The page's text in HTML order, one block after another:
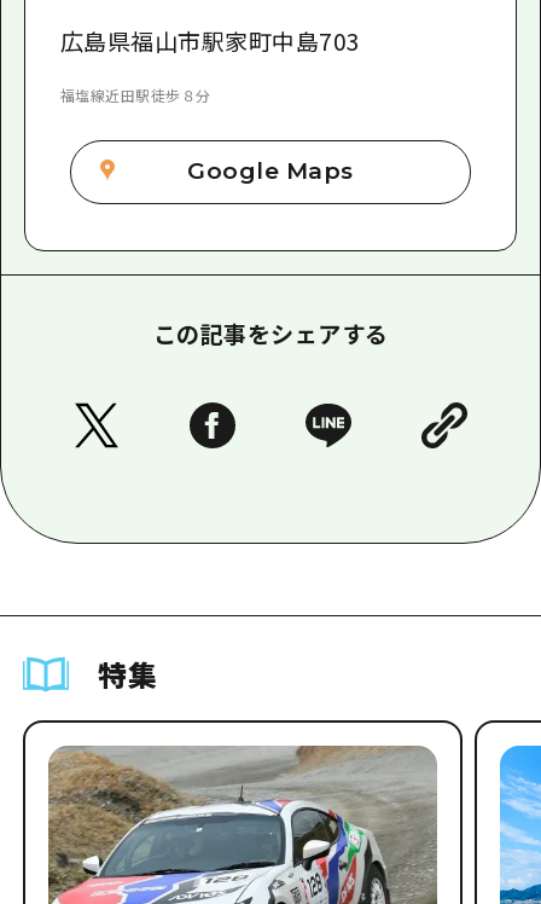
広島県福山市駅家町中島703
福塩線近田駅徒歩８分
Google Maps
この記事をシェアする
特集